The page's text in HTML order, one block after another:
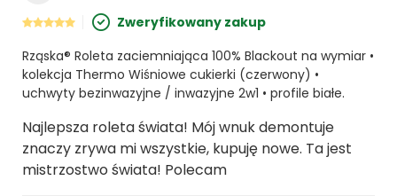
Zweryfikowany zakup
Rząska® Roleta zaciemniająca 100% Blackout na wymiar •
kolekcja Thermo Wiśniowe cukierki (czerwony) •
uchwyty bezinwazyjne / inwazyjne 2w1 • profile białe.
Najlepsza roleta świata! Mój wnuk demontuje
znaczy zrywa mi wszystkie, kupuję nowe. Ta jest
mistrzostwo świata! Polecam